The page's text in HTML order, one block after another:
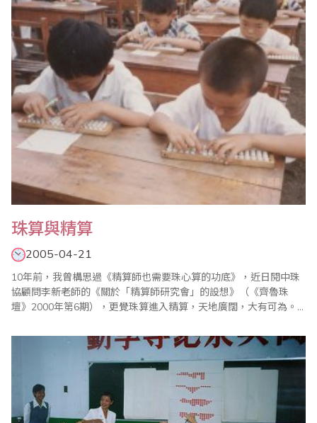
有一定的計算能力，以適應加強企業管理，提高財會、統計工作的
質量，以保證經濟核算工作的準..
珠算與精算
2005-04-21
10年前，我曾構思過《精算師也需要珠心算的功底》，近日閱中珠
協顧問李新老師的《關於「精算師研究會」的設想》（《齊魯珠
壇》2000年第6期），更覺珠算進入精算，天地廣闊，大有可為。
卓絕，對我國經濟、文化和科學發展起到了不可低估的作用。曾被
英國著名學者李約瑟譽為中國古代第5大發明。由於珠算具有良好的
實用計算、啟智教育和理..